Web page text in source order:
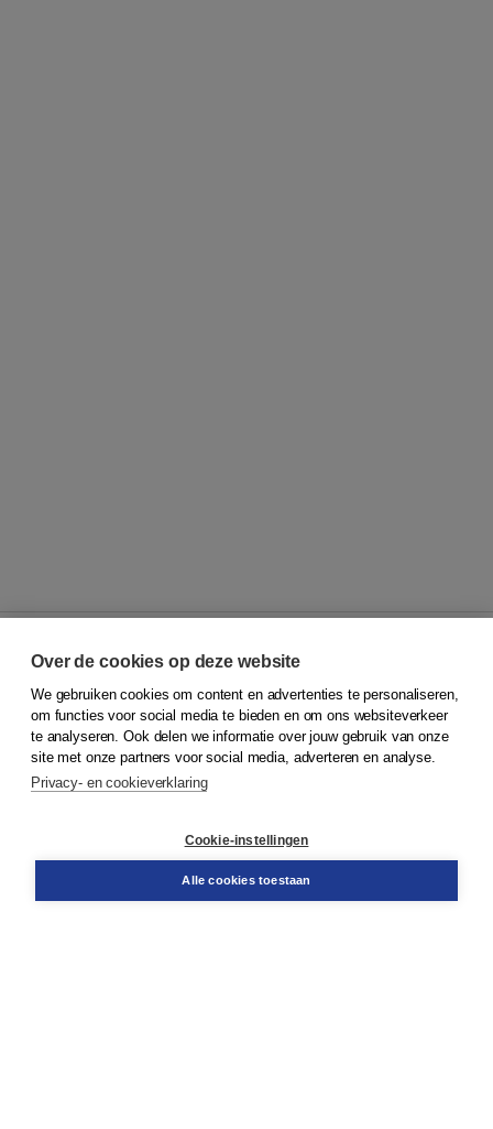
© 2026Koninklijke Boom uitgevers
Klantenservice
Service & informatie
Contact
Over de cookies op deze website
We gebruiken cookies om content en advertenties te personaliseren,
om functies voor social media te bieden en om ons websiteverkeer
te analyseren. Ook delen we informatie over jouw gebruik van onze
site met onze partners voor social media, adverteren en analyse.
Privacy- en cookieverklaring
Cookie-instellingen
Alle cookies toestaan